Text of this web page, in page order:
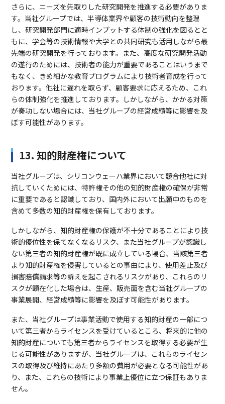
さらに、ニーズを先取りした研究開発を推進する必要がありま
す。当社グループでは、半導体業界や顧客の技術動向を整理
し、研究開発部門に適時インプットする体制の強化を図るとと
もに、学会等の技術情報や大学との共同研究も活用しながら最
先端の研究開発を行っております。また、高度な研究開発活動
の遂行のためには、技術者の能力が重要であることはいうまで
もなく、きめ細かな教育プログラムにより技術者育成を行って
おります。他社に遅れを取らず、顧客要求に応えるため、これ
らの体制強化を推進しております。しかしながら、かかる対策
が奏功しない場合には、当社グループの経営成績等に影響を及
ぼす可能性があります。
13. 知的財産権について
当社グループは、シリコンウェーハ業界において競合他社に対
抗していくためには、特許権その他の知的財産権の確保が非常
に重要であると認識しており、国内外において出願中のものを
含めて多数の知的財産権を保有しております。
しかしながら、知的財産権の保護が不十分であることにより技
術的優位性を保てなくなるリスク、また当社グループが認識し
ない第三者の知的財産権が既に成立している場合、当該第三者
より知的財産権を侵害しているとの事由により、使用差止及び
損害賠償請求等の訴えを起こされるリスクがあり、これらのリ
スクが顕在化した場合は、生産、販売面を含む当社グループの
事業展開、経営成績等に影響を及ぼす可能性があります。
また、当社グループは事業活動で使用する知的財産の一部につ
いて第三者からライセンスを受けているところ、将来的に他の
知的財産についても第三者からライセンスを取得する必要が生
じる可能性がありますが、当社グループは、これらのライセン
スの取得及び維持にあたり多額の費用が必要となる可能性があ
り、また、これらの技術により事業上優位に立つ保証もありま
せん。